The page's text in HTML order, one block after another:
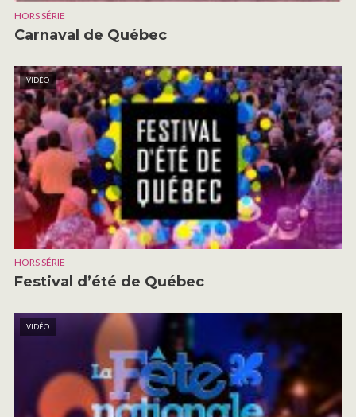
HORS SÉRIE
Carnaval de Québec
VIDÉO
HORS SÉRIE
Festival d’été de Québec
VIDÉO